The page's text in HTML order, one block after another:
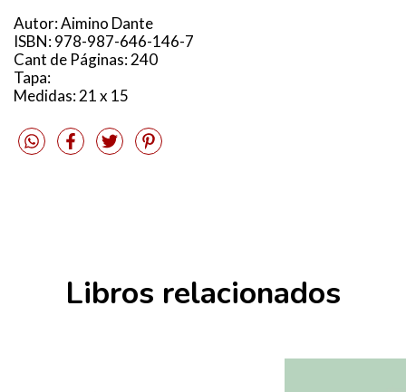
Autor: Aimino Dante
ISBN: 978-987-646-146-7
Cant de Páginas: 240
Tapa:
Medidas: 21 x 15
Libros relacionados